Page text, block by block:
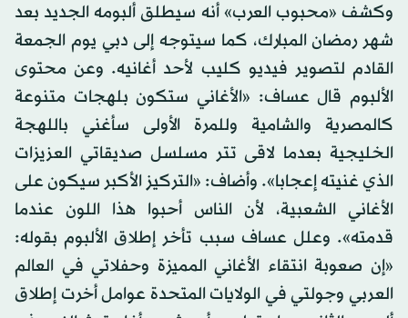
وكشف «محبوب العرب» أنه سيطلق ألبومه الجديد بعد
شهر رمضان المبارك، كما سيتوجه إلى دبي يوم الجمعة
القادم لتصوير فيديو كليب لأحد أغانيه. وعن محتوى
الألبوم قال عساف: «الأغاني ستكون بلهجات متنوعة
كالمصرية والشامية وللمرة الأولى سأغني باللهجة
الخليجية بعدما لاقى تتر مسلسل صديقاتي العزيزات
الذي غنيته إعجابا». وأضاف: «التركيز الأكبر سيكون على
الأغاني الشعبية، لأن الناس أحبوا هذا اللون عندما
قدمته». وعلل عساف سبب تأخر إطلاق الألبوم بقوله:
«إن صعوبة انتقاء الأغاني المميزة وحفلاتي في العالم
العربي وجولتي في الولايات المتحدة عوامل أخرت إطلاق